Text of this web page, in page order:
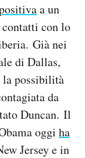
a un
contatti con lo
Già nei
di Dallas,
la possibilità
da
Duncan. Il
oggi ha
Jersey e in